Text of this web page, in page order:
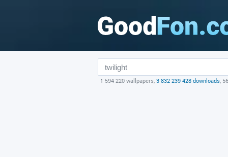
1 594 220 wallpapers, 3 832 239 428 downloads,